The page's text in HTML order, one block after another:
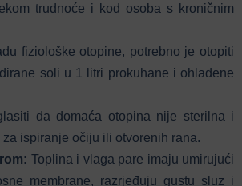
trudnoće i kod osoba s kroničnim
fiziološke otopine, potrebno je otopiti
soli u 1 litri prokuhane i ohlađene
da domaća otopina nije sterilna i
ispiranje očiju ili otvorenih rana.
Toplina i vlaga pare imaju umirujući
membrane, razrjeđuju gustu sluz i